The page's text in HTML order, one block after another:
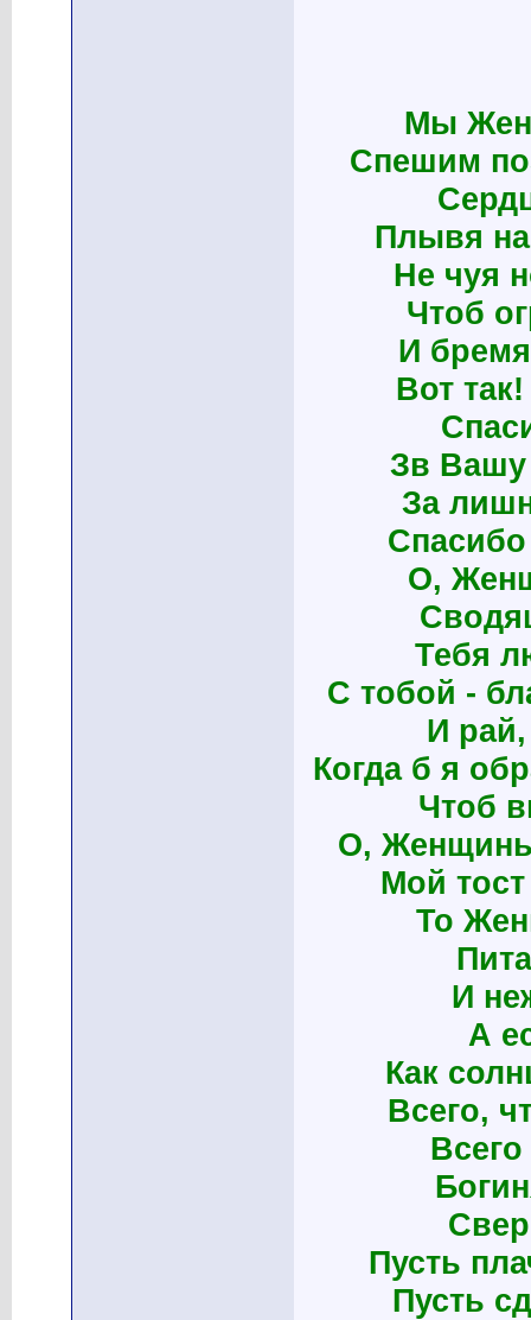
Мы
Спешим
Плывя
Не чуя
Чтоб
И
Вот
Зв Вашу
За
О,
Тебя
С тобой -
И
Когда б я
Чтоб
О,
Мой
То
И
А
Как
Всего,
Пусть
Пусть